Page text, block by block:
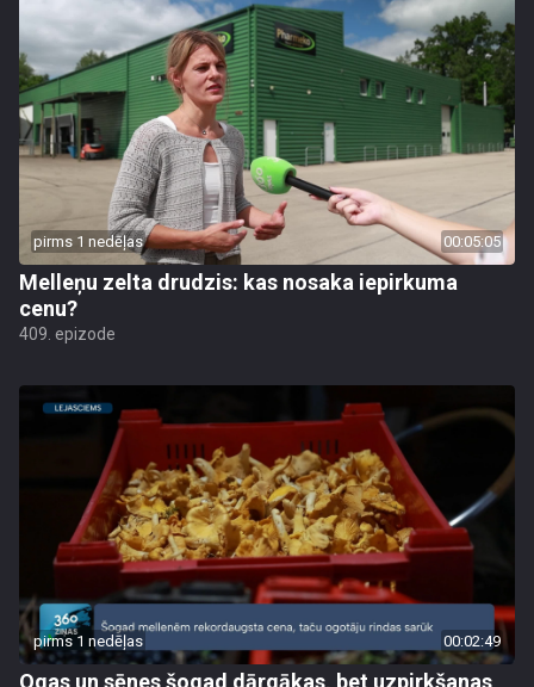
pirms 1 nedēļas 00:05:05
Melleņu zelta drudzis: kas nosaka iepirkuma
cenu?
409. epizode
pirms 1 nedēļas 00:02:49
Ogas un sēnes šogad dārgākas, bet uzpirkšanas